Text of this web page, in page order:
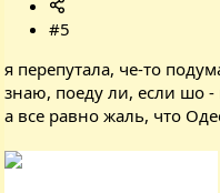
#5
я перепутала, че-то
знаю, поеду ли, если шо -
а все равно жаль, что